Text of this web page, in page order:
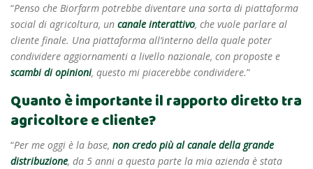
“Penso che Biorfarm potrebbe diventare una sorta di piattaforma
social di agricoltura, un canale interattivo, che vuole parlare al
cliente finale. Una piattaforma all’interno della quale poter
condividere aggiornamenti a livello nazionale, con proposte e
scambi di opinioni, questo mi piacerebbe condividere.”
Quanto è importante il rapporto diretto tra
agricoltore e cliente?
“Per me oggi è la base, non credo più al canale della grande
distribuzione, da 5 anni a questa parte la mia azienda è stata